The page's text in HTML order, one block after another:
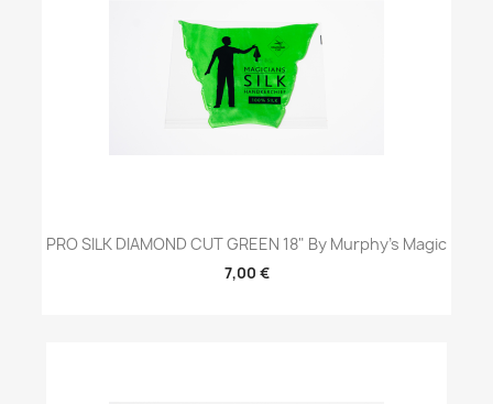
PRO SILK DIAMOND CUT GREEN 18" By Murphy's Magic
7,00 €